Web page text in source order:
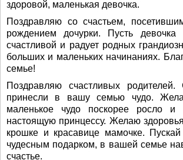
здоровой, маленькая девочка.
Поздравляю со счастьем,
рождением дочурки. Пусть девочка
счастливой и радует родных
больших и маленьких начинаниях.
семье!
Поздравляю счастливых родителей.
принесли в вашу семью чудо.
маленькое чудо поскорее росло и
настоящую принцессу. Желаю
крошке и красавице мамочке.
чудесным подарком, в вашей семье
счастье.